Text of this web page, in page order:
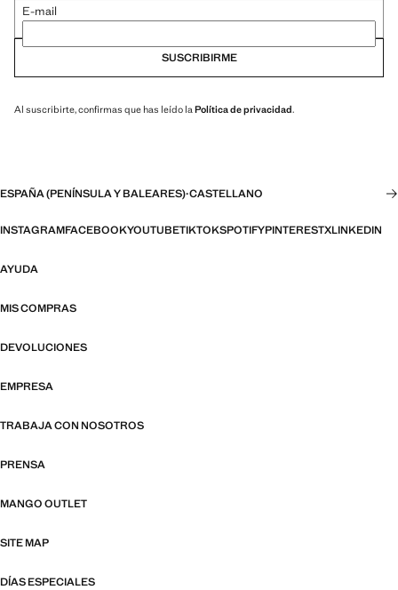
E-mail
SUSCRIBIRME
Al suscribirte, confirmas que has leído la Política de privacidad.
ESPAÑA (PENÍNSULA Y BALEARES)·CASTELLANO
INSTAGRAMFACEBOOKYOUTUBETIKTOKSPOTIFYPINTERESTXLINKEDIN
AYUDA
MIS COMPRAS
DEVOLUCIONES
EMPRESA
TRABAJA CON NOSOTROS
PRENSA
MANGO OUTLET
SITE MAP
DÍAS ESPECIALES